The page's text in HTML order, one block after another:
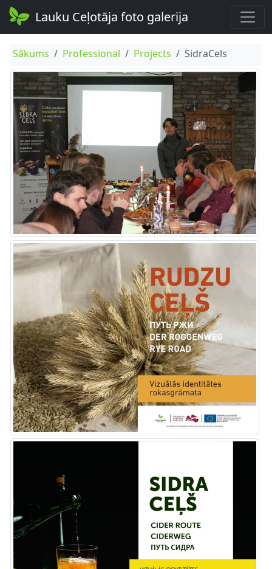
Lauku Ceļotāja foto galerija
Sākums Professional Projects SidraCels